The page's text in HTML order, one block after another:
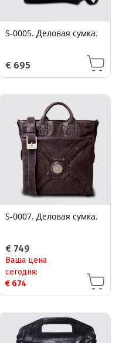
S-0005. Деловая сумка.
€ 695
S-0007. Деловая сумка.
€ 749
Ваша цена
сегодня:
€ 674